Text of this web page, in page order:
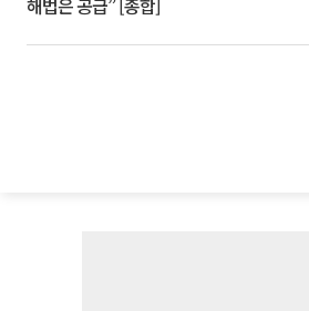
해법은 공급” [종합]